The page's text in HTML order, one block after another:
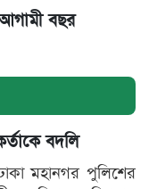
আগামী বছর
বদলি
মহানগর পুলিশের